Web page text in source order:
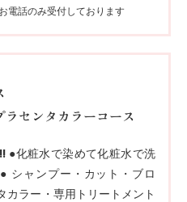
電話のみ受付しております
ラセンタカラーコース
●化粧水で染めて化粧水で洗
シャンプー・カット・ブロ
カラー・専用トリートメント